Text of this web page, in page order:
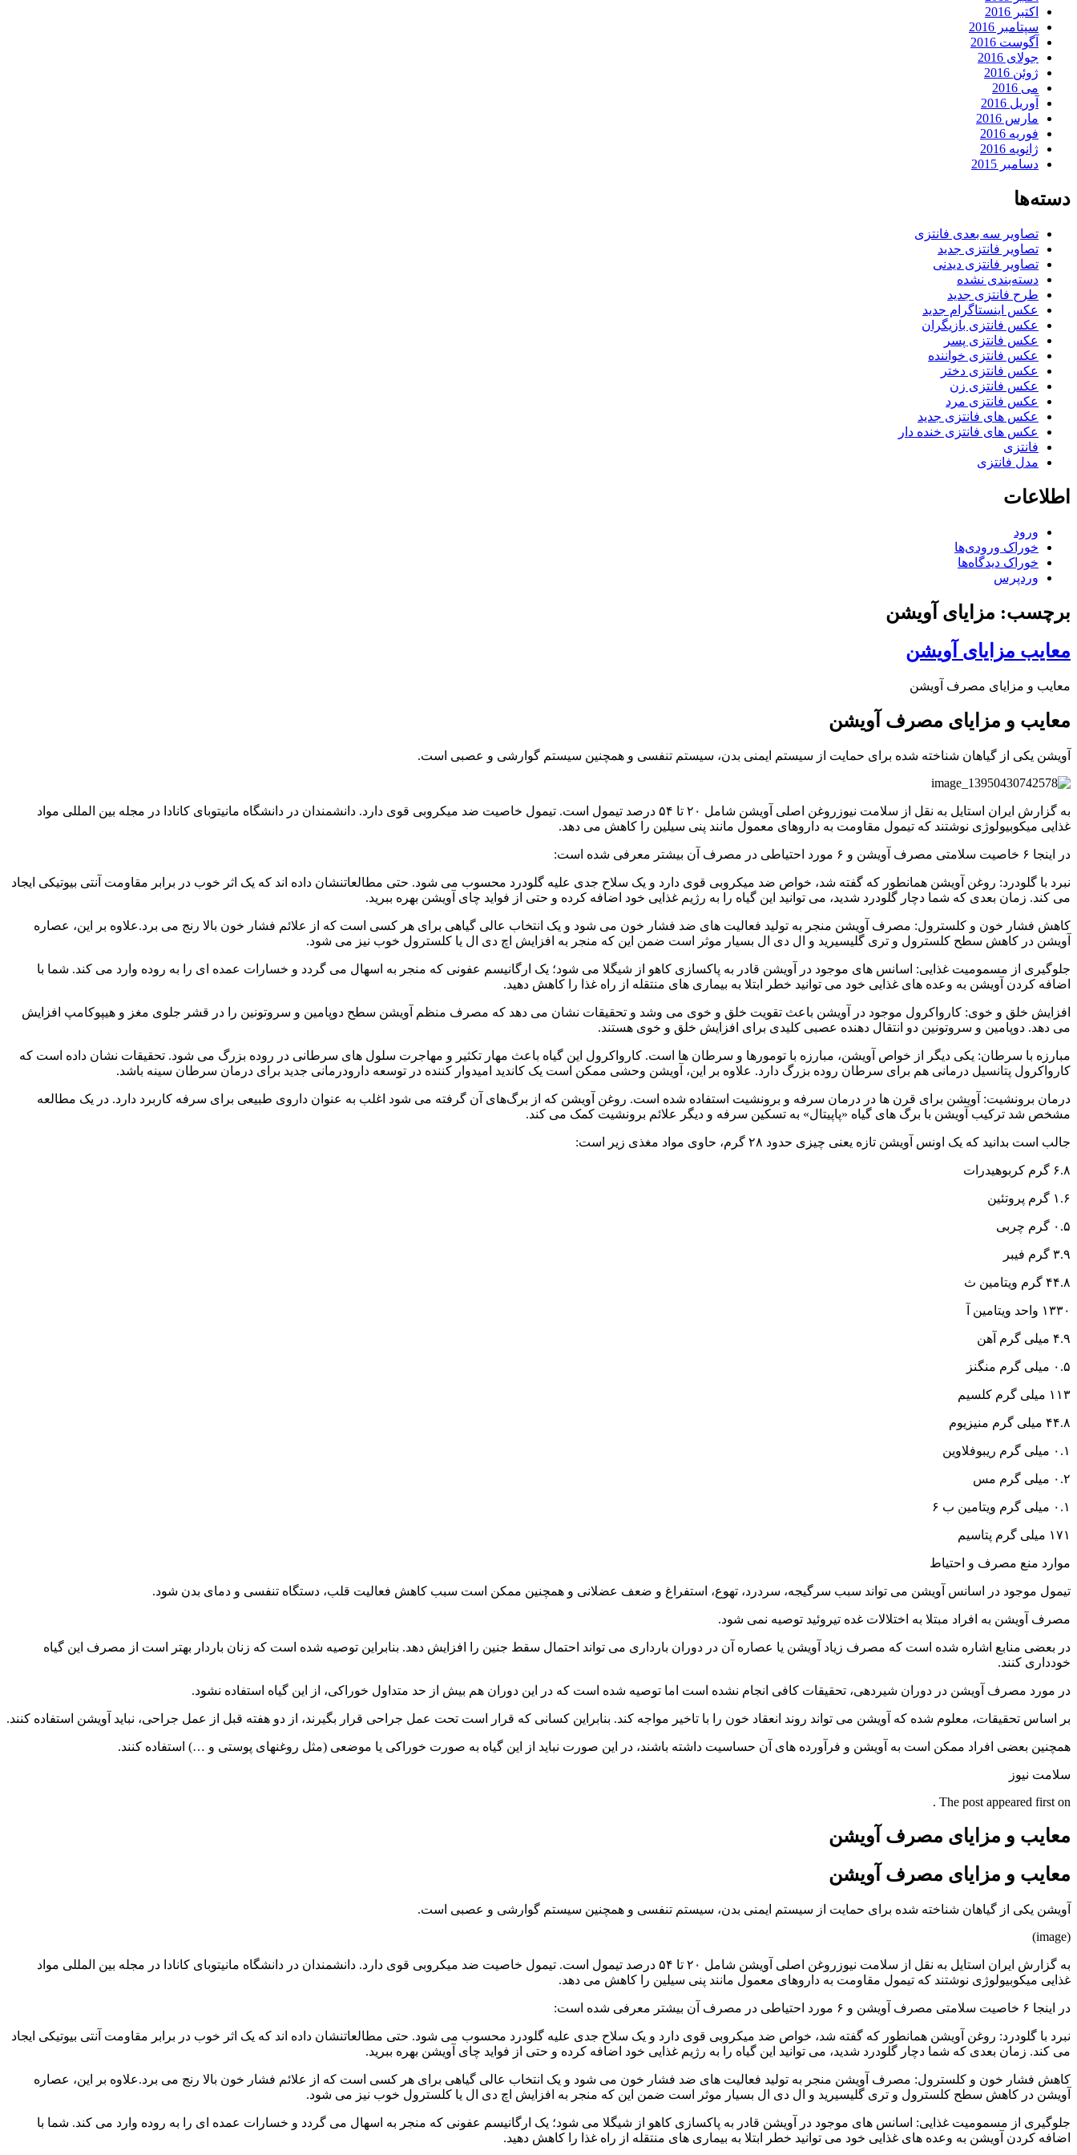
اکتبر 2016
سپتامبر 2016
آگوست 2016
جولای 2016
ژوئن 2016
می 2016
آوریل 2016
مارس 2016
فوریه 2016
ژانویه 2016
دسامبر 2015
دسته‌ها
تصاویر سه بعدی فانتزی
تصاویر فانتزی جدید
تصاویر فانتزی دیدنی
دسته‌بندی نشده
طرح فانتزی جدید
عکس اینستاگرام جدید
عکس فانتزی بازیگران
عکس فانتزی پسر
عکس فانتزی خواننده
عکس فانتزی دختر
عکس فانتزی زن
عکس فانتزی مرد
عکس های فانتزی جدید
عکس های فانتزی خنده دار
فانتزی
مدل فانتزی
اطلاعات
ورود
خوراک ورودی‌ها
خوراک دیدگاه‌ها
وردپرس
برچسب: مزایای آویشن
معایب مزایای آویشن
معایب و مزایای مصرف آویشن
معایب و مزایای مصرف آویشن
آویشن یکی از گیاهان شناخته شده برای حمایت از سیستم ایمنی بدن، سیستم تنفسی و همچنین سیستم گوارشی و عصبی است.
به گزارش ایران استایل به نقل از سلامت نیوزروغن اصلی آویشن شامل ۲۰ تا ۵۴ درصد تیمول است. تیمول خاصیت ضد میکروبی قوی دارد. دانشمندان در دانشگاه مانیتوبای کانادا در مجله بین المللی مواد
غذایی میکوبیولوژی نوشتند که تیمول مقاومت به داروهای معمول مانند پنی سیلین را کاهش می دهد.
در اینجا ۶ خاصیت سلامتی مصرف آویشن و ۶ مورد احتیاطی در مصرف آن بیشتر معرفی شده است:
نبرد با گلودرد: روغن آویشن همانطور که گفته شد، خواص ضد میکروبی قوی دارد و یک سلاح جدی علیه گلودرد محسوب می شود. حتی مطالعاتنشان داده اند که یک اثر خوب در برابر مقاومت آنتی بیوتیکی ایجاد
می کند. زمان بعدی که شما دچار گلودرد شدید، می توانید این گیاه را به رژیم غذایی خود اضافه کرده و حتی از فواید چای آویشن بهره ببرید.
کاهش فشار خون و کلسترول: مصرف آویشن منجر به تولید فعالیت های ضد فشار خون می شود و یک انتخاب عالی گیاهی برای هر کسی است که از علائم فشار خون بالا رنج می برد.علاوه بر این، عصاره
آویشن در کاهش سطح کلسترول و تری گلیسیرید و ال دی ال بسیار موثر است ضمن این که منجر به افزایش اچ دی ال یا کلسترول خوب نیز می شود.
جلوگیری از مسمومیت غذایی: اسانس های موجود در آویشن قادر به پاکسازی کاهو از شیگلا می شود؛ یک ارگانیسم عفونی که منجر به اسهال می گردد و خسارات عمده ای را به روده وارد می کند. شما با
اضافه کردن آویشن به وعده های غذایی خود می توانید خطر ابتلا به بیماری های منتقله از راه غذا را کاهش دهید.
افزایش خلق و خوی: کارواکرول موجود در آویشن باعث تقویت خلق و خوی می وشد و تحقیقات نشان می دهد که مصرف منظم آویشن سطح دوپامین و سروتونین را در قشر جلوی مغز و هیپوکامپ افزایش
می دهد. دوپامین و سروتونین دو انتقال دهنده عصبی کلیدی برای افزایش خلق و خوی هستند.
مبارزه با سرطان: یکی دیگر از خواص آویشن، مبارزه با تومورها و سرطان ها است. کارواکرول این گیاه باعث مهار تکثیر و مهاجرت سلول های سرطانی در روده بزرگ می شود. تحقیقات نشان داده است که
کارواکرول پتانسیل درمانی هم برای سرطان روده بزرگ دارد. علاوه بر این، آویشن وحشی ممکن است یک کاندید امیدوار کننده در توسعه دارودرمانی جدید برای درمان سرطان سینه باشد.
درمان برونشیت: آویشن برای قرن ها در درمان سرفه و برونشیت استفاده شده است. روغن آویشن که از برگ‌های آن گرفته می ‌شود اغلب به‌ عنوان داروی طبیعی برای سرفه کاربرد دارد. در یک مطالعه
مشخص شد ترکیب آویشن با برگ ‌های گیاه «پاپیتال» به تسکین سرفه و دیگر علائم برونشیت کمک می ‌کند.
جالب است بدانید که یک اونس آویشن تازه یعنی چیزی حدود ۲۸ گرم، حاوی مواد مغذی زیر است:
۶.۸ گرم کربوهیدرات
۱.۶ گرم پروتئین
۰.۵ گرم چربی
۳.۹ گرم فیبر
۴۴.۸ گرم ویتامین ث
۱۳۳۰ واحد ویتامین آ
۴.۹ میلی گرم آهن
۰.۵ میلی گرم منگنز
۱۱۳ میلی گرم کلسیم
۴۴.۸ میلی گرم منیزیوم
۰.۱ میلی گرم ریبوفلاوین
۰.۲ میلی گرم مس
۰.۱ میلی گرم ویتامین ب ۶
۱۷۱ میلی گرم پتاسیم
موارد منع مصرف و احتیاط
تیمول موجود در اسانس آویشن می ‌تواند سبب سرگیجه، سردرد، تهوع، استفراغ و ضعف عضلانی و همچنین ممکن است سبب کاهش فعالیت قلب، دستگاه تنفسی و دمای بدن شود.
مصرف آویشن به افراد مبتلا به اختلالات غده تیروئید توصیه نمی ‌شود.
در بعضی منابع اشاره شده است که مصرف زیاد آویشن یا عصاره آن در دوران بارداری می تواند احتمال سقط جنین را افزایش دهد. بنابراین توصیه شده است که زنان باردار بهتر است از مصرف این گیاه
خودداری کنند.
در مورد مصرف آویشن در دوران شیردهی، تحقیقات کافی انجام نشده است اما توصیه شده است که در این دوران هم بیش از حد متداول خوراکی، از این گیاه استفاده نشود.
بر اساس تحقیقات، معلوم شده که آویشن می تواند روند انعقاد خون را با تاخیر مواجه کند. بنابراین کسانی که قرار است تحت عمل جراحی قرار بگیرند، از دو هفته قبل از عمل جراحی، نباید آویشن استفاده کنند.
همچنین بعضی افراد ممکن است به آویشن و فرآورده های آن حساسیت داشته باشند، در این صورت نباید از این گیاه به صورت خوراکی یا موضعی (مثل روغنهای پوستی و …) استفاده کنند.
سلامت نیوز
The post appeared first on .
معایب و مزایای مصرف آویشن
معایب و مزایای مصرف آویشن
آویشن یکی از گیاهان شناخته شده برای حمایت از سیستم ایمنی بدن، سیستم تنفسی و همچنین سیستم گوارشی و عصبی است.
(image)
به گزارش ایران استایل به نقل از سلامت نیوزروغن اصلی آویشن شامل ۲۰ تا ۵۴ درصد تیمول است. تیمول خاصیت ضد میکروبی قوی دارد. دانشمندان در دانشگاه مانیتوبای کانادا در مجله بین المللی مواد
غذایی میکوبیولوژی نوشتند که تیمول مقاومت به داروهای معمول مانند پنی سیلین را کاهش می دهد.
در اینجا ۶ خاصیت سلامتی مصرف آویشن و ۶ مورد احتیاطی در مصرف آن بیشتر معرفی شده است:
نبرد با گلودرد: روغن آویشن همانطور که گفته شد، خواص ضد میکروبی قوی دارد و یک سلاح جدی علیه گلودرد محسوب می شود. حتی مطالعاتنشان داده اند که یک اثر خوب در برابر مقاومت آنتی بیوتیکی ایجاد
می کند. زمان بعدی که شما دچار گلودرد شدید، می توانید این گیاه را به رژیم غذایی خود اضافه کرده و حتی از فواید چای آویشن بهره ببرید.
کاهش فشار خون و کلسترول: مصرف آویشن منجر به تولید فعالیت های ضد فشار خون می شود و یک انتخاب عالی گیاهی برای هر کسی است که از علائم فشار خون بالا رنج می برد.علاوه بر این، عصاره
آویشن در کاهش سطح کلسترول و تری گلیسیرید و ال دی ال بسیار موثر است ضمن این که منجر به افزایش اچ دی ال یا کلسترول خوب نیز می شود.
جلوگیری از مسمومیت غذایی: اسانس های موجود در آویشن قادر به پاکسازی کاهو از شیگلا می شود؛ یک ارگانیسم عفونی که منجر به اسهال می گردد و خسارات عمده ای را به روده وارد می کند. شما با
اضافه کردن آویشن به وعده های غذایی خود می توانید خطر ابتلا به بیماری های منتقله از راه غذا را کاهش دهید.